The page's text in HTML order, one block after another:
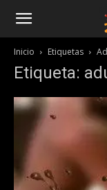
Inicio Etiquetas
Etiqueta: